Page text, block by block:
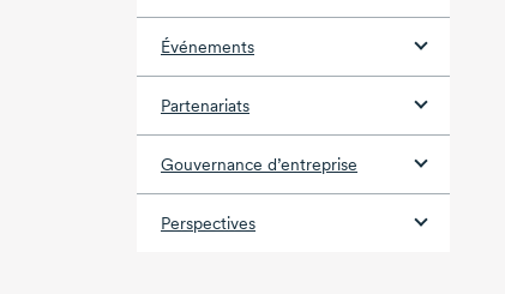
Événements
Partenariats
Gouvernance d’entreprise
Perspectives